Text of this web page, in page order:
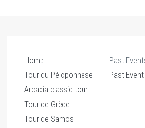
Home
Tour du Péloponnèse
Arcadia classic tour
Tour de Grèce
Tour de Samos
Past
Past Event